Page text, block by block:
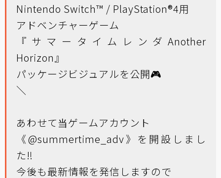
Nintendo Switch™ / PlayStation®4用
アドベンチャーゲーム
『サマータイムレンダAnother
Horizon』
パッケージビジュアルを公開🎮
＼
あわせて当ゲームアカウント
《@summertime_adv》を開設しまし
た‼️
今後も最新情報を発信しますので